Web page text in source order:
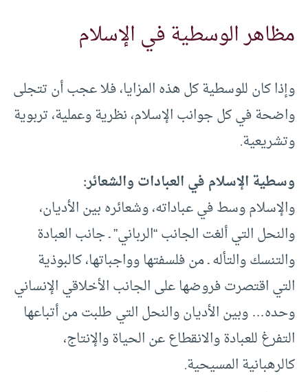
مظاهر الوسطية في الإسلام
وإذا كان للوسطية كل هذه المزايا، فلا عجب أن تتجلى
واضحة في كل جوانب الإسلام، نظرية وعملية، تربوية
وتشريعية.
وسطية الإسلام في العبادات والشعائر:
والإسلام وسط في عباداته، وشعائره بين الأديان،
والنحل التي ألغت الجانب “الرباني” ـ جانب العبادة
والتنسك والتأله ـ من فلسفتها وواجباتها، كالبوذية
التي اقتصرت فروضها على الجانب الأخلاقي الإنساني
وحده… وبين الأديان والنحل التي طلبت من أتباعها
التفرغ للعبادة والانقطاع عن الحياة والإنتاج،
كالرهبانية المسيحية.